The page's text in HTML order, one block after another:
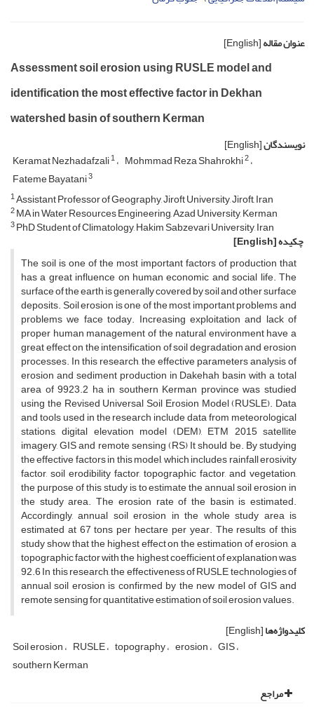
عنوان مقاله[English]
Assessment soil erosion using RUSLE model and
identification the most effective factor in Dekhan
watershed basin of southern Kerman
نویسندگان[English]
Keramat Nezhadafzali1 Mohmmad Reza Shahrokhi2
Fateme Bayatani3
1Assistant Professor of Geography, Jiroft University, Jiroft, Iran
2MA in Water Resources Engineering, Azad University, Kerman
3PhD Student of Climatology, Hakim Sabzevari University, Iran
چکیده[English]
The soil is one of the most important factors of production that
has a great influence on human economic and social life. The
surface of the earth is generally covered by soil and other surface
deposits. Soil erosion is one of the most important problems and
problems we face today. Increasing exploitation and lack of
proper human management of the natural environment have a
great effect on the intensification of soil degradation and erosion
processes. In this research, the effective parameters analysis of
erosion and sediment production in Dakehah basin with a total
area of 9923.2 ha in southern Kerman province was studied
using the Revised Universal Soil Erosion Model (RUSLE). Data
and tools used in the research include data from meteorological
stations, digital elevation model (DEM), ETM 2015 satellite
imagery, GIS and remote sensing (RS) It should be. By studying
the effective factors in this model, which includes rainfall erosivity
factor, soil erodibility factor, topographic factor, and vegetation,
the purpose of this study is to estimate the annual soil erosion in
the study area. The erosion rate of the basin is estimated.
Accordingly, annual soil erosion in the whole study area is
estimated at 67 tons per hectare per year. The results of this
study show that the highest effect on the estimation of erosion, a
topographic factor with the highest coefficient of explanation was
92.6 In this research, the effectiveness of RUSLE technologies of
annual soil erosion is confirmed by the new model of GIS and
remote sensing for quantitative estimation of soil erosion values.
کلیدواژه‌ها[English]
Soil erosion RUSLE topography erosion GIS
southern Kerman
مراجع